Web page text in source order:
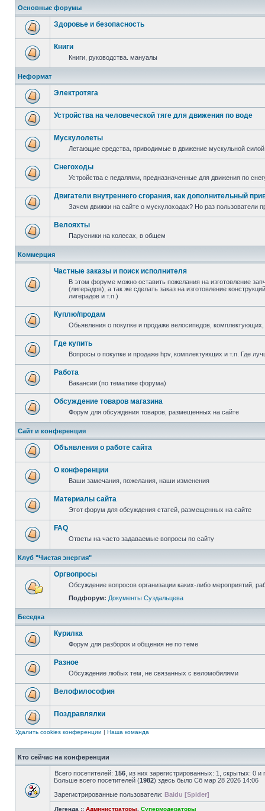
Основные форумы
Здоровье и безопасность
Книги
Книги, руководства. мануалы
Неформат
Электротяга
Устройства на человеческой тяге для движения по воде
Мускулолеты
Летающие средства, приводимые в движение мускульной силой
Снегоходы
Устройства с педалями, предназначенные для движения по
Двигатели внутреннего сгорания, как дополнительный
Зачем движки на сайте о мускулоходах? Но раз пользователи
Велояхты
Парусники на колесах, в общем
Коммерция
Частные заказы и поиск исполнителя
В этом форуме можно оставить пожелания на изготовление
(лигерадов), а так же сделать заказ на изготовление
лигерадов и т.п.)
Куплю/продам
Обьявления о покупке и продаже велосипедов,
Где купить
Вопросы о покупке и продаже hpv, комплектующих и т.п. Где
Работа
Вакансии (по тематике форума)
Обсуждение товаров магазина
Форум для обсуждения товаров, размещенных на сайте
Сайт и конференция
Объявления о работе сайта
О конференции
Ваши замечания, пожелания, наши изменения
Материалы сайта
Этот форум для обсуждения статей, размещенных на сайте
FAQ
Ответы на часто задаваемые вопросы по сайту
Клуб "Чистая энергия"
Оргвопросы
Обсуждение вопросов организации каких-либо мероприятий,
Подфорум: Документы Суздальцева
Беседка
Курилка
Форум для разборок и общения не по теме
Разное
Обсуждение любых тем, не связанных с веломобилями
Велофилософия
Поздравлялки
Удалить cookies конференции | Наша команда
Кто сейчас на конференции
Всего посетителей: 156 , из них зарегистрированных: 1, скрытых: 0
Больше всего посетителей (1982) здесь было Сб мар 28 2026 14:06
Зарегистрированные пользователи: Baidu [Spider]
Легенда :: Администраторы Супермодераторы